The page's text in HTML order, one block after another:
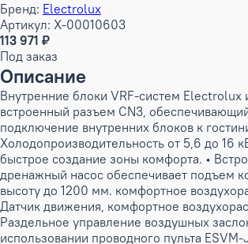
Бренд: Electrolux
Артикул: X-00010603
113 971 ₽
Под заказ
Описание
Внутренние блоки VRF-систем Electrolux
встроенный разъем CN3,
подключение внутренних блоков к
Холодопроизводительность от 5,6 до 16
быстрое создание зоны комфорта. •
дренажный насос обеспечивает подъем
высоту до 1200 мм. комфортное
Датчик движения, комфортное
Раздельное управление воздушных
использовании проводного пульта